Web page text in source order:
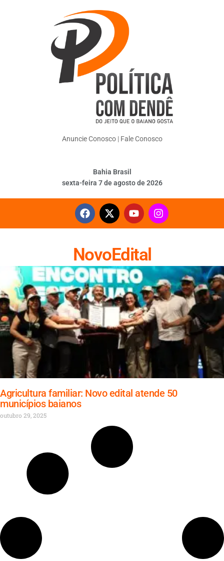
Anuncie Conosco| Fale Conosco
Bahia Brasil
sexta-feira 7 de agosto de 2026
NovoEdital
Agricultura familiar: Novo edital atende 50
municípios baianos
outubro 29, 2025